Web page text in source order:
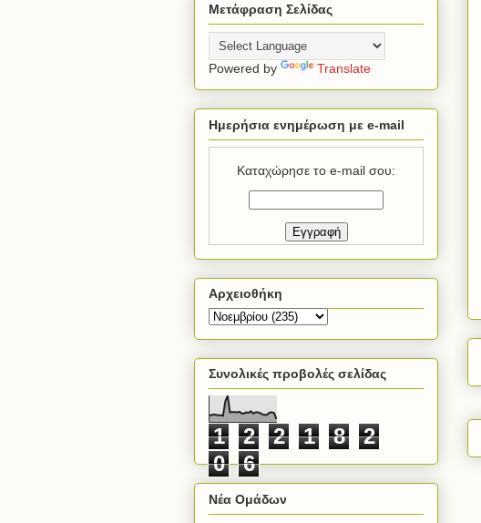
Μετάφραση Σελίδας
Powered by Translate
Ημερήσια ενημέρωση με e-mail
Καταχώρησε το e-mail σου:
Αρχειοθήκη
Συνολικές προβολές σελίδας
1 2 2 1 8
2
0
6
Νέα Ομάδων